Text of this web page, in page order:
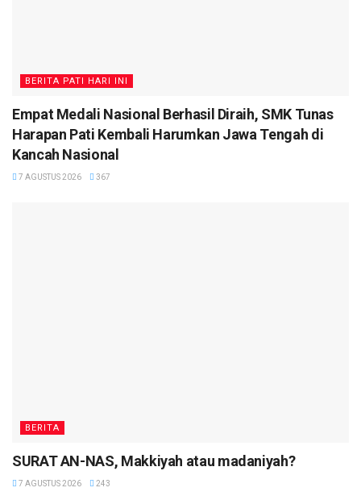
BERITA PATI HARI INI
Empat Medali Nasional Berhasil Diraih, SMK Tunas
Harapan Pati Kembali Harumkan Jawa Tengah di
Kancah Nasional
7 AGUSTUS 2026 367
BERITA
SURAT AN-NAS, Makkiyah atau madaniyah?
7 AGUSTUS 2026 243